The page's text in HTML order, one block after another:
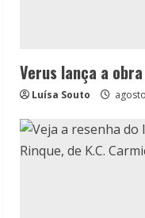
Verus lança a
Luísa Souto